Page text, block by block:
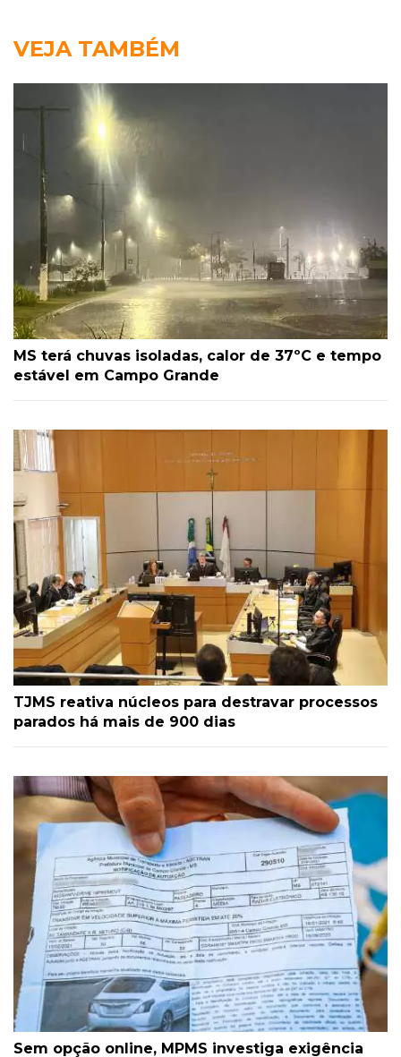
VEJA TAMBÉM
MS terá chuvas isoladas, calor de 37ºC e tempo
estável em Campo Grande
TJMS reativa núcleos para destravar processos
parados há mais de 900 dias
Sem opção online, MPMS investiga exigência